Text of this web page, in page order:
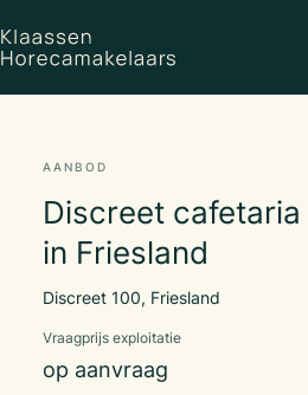
AANBOD
Discreet
in Friesland
Discreet 100, Friesland
Vraagprijs exploitatie
op aanvraag